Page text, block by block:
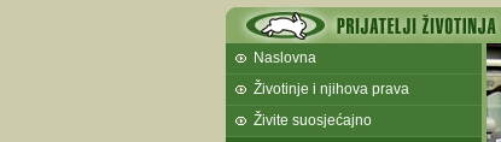
Naslovna
Životinje i njihova prava
Živite suosjećajno